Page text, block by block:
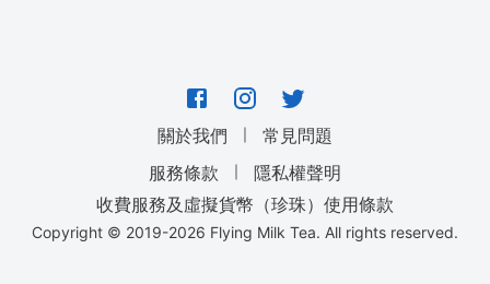
關於我們 ｜
常見問題
服務條款
｜
隱私權聲明
收費服務及虛擬貨幣（珍珠）使用條款
Copyright © 2019-2026 Flying Milk Tea. All rights reserved.